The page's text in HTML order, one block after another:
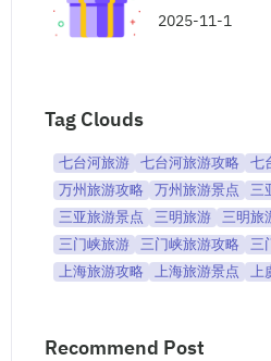
2025-11-1
Tag Clouds
七台河旅游 七台河旅游攻略 七
万州旅游攻略
万州旅游景点 三
三亚旅游景点
三明旅游 三明旅
三门峡旅游
三门峡旅游攻略 三
上海旅游攻略
上海旅游景点 上
Recommend Post